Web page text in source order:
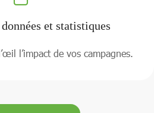
et statistiques
l’impact de vos campagnes.